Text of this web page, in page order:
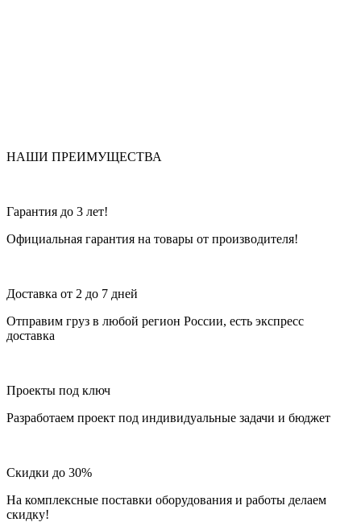
НАШИ ПРЕИМУЩЕСТВА
Гарантия до 3 лет!
Официальная гарантия на товары от производителя!
Доставка от 2 до 7 дней
Отправим груз в любой регион России, есть экспресс
доставка
Проекты под ключ
Разработаем проект под индивидуальные задачи и бюджет
Скидки до 30%
На комплексные поставки оборудования и работы делаем
скидку!